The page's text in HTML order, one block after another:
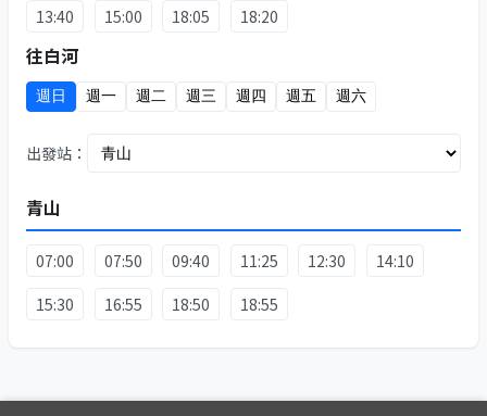
13:40
15:00 18:05 18:20
往白河
週日 週一 週二 週三 週四 週五 週六
出發站：
青山
07:00 07:50 09:40 11:25 12:30
14:10
15:30
16:55 18:50 18:55